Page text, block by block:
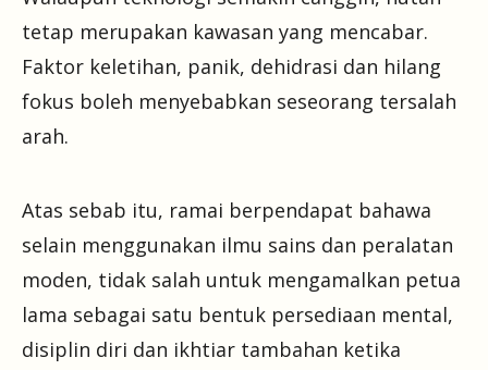
tetap merupakan kawasan yang mencabar.
Faktor keletihan, panik, dehidrasi dan hilang
fokus boleh menyebabkan seseorang tersalah
arah.
Atas sebab itu, ramai berpendapat bahawa
selain menggunakan ilmu sains dan peralatan
moden, tidak salah untuk mengamalkan petua
lama sebagai satu bentuk persediaan mental,
disiplin diri dan ikhtiar tambahan ketika